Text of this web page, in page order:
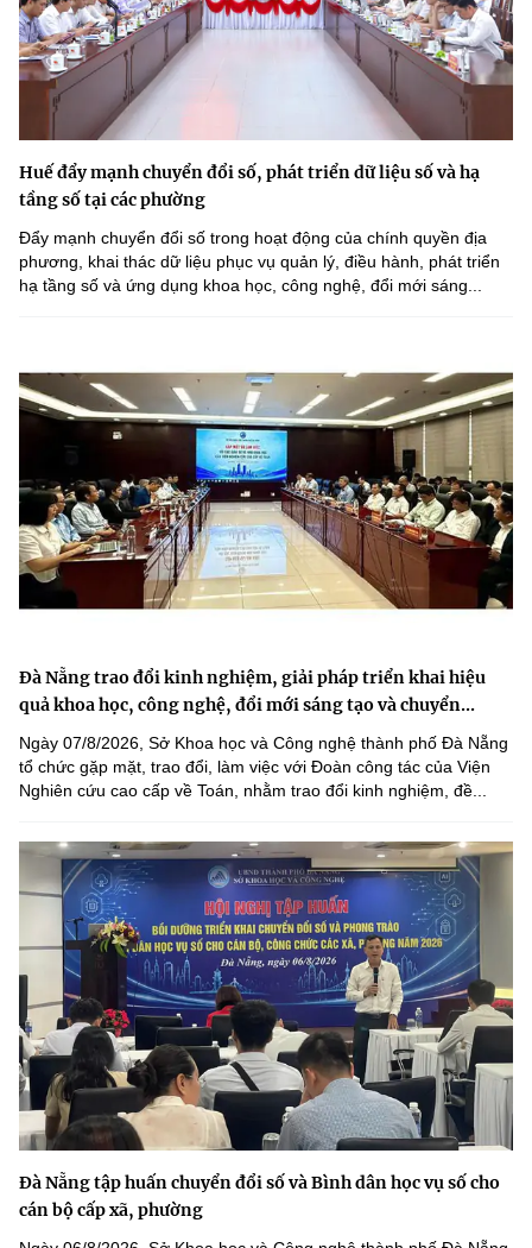
Huế đẩy mạnh chuyển đổi số, phát triển dữ liệu số và hạ
tầng số tại các phường
Đẩy mạnh chuyển đổi số trong hoạt động của chính quyền địa
phương, khai thác dữ liệu phục vụ quản lý, điều hành, phát triển
hạ tầng số và ứng dụng khoa học, công nghệ, đổi mới sáng...
Đà Nẵng trao đổi kinh nghiệm, giải pháp triển khai hiệu
quả khoa học, công nghệ, đổi mới sáng tạo và chuyển...
Ngày 07/8/2026, Sở Khoa học và Công nghệ thành phố Đà Nẵng
tổ chức gặp mặt, trao đổi, làm việc với Đoàn công tác của Viện
Nghiên cứu cao cấp về Toán, nhằm trao đổi kinh nghiệm, đề...
Đà Nẵng tập huấn chuyển đổi số và Bình dân học vụ số cho
cán bộ cấp xã, phường